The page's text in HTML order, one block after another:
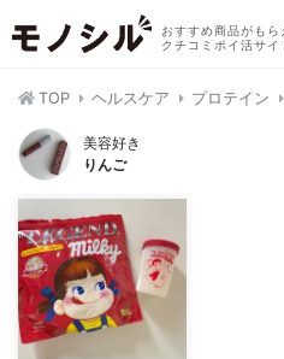
おすすめ商品がもら
クチコミポイ活サイ
TOP ヘルスケア プロテイン
美容好き
りんご